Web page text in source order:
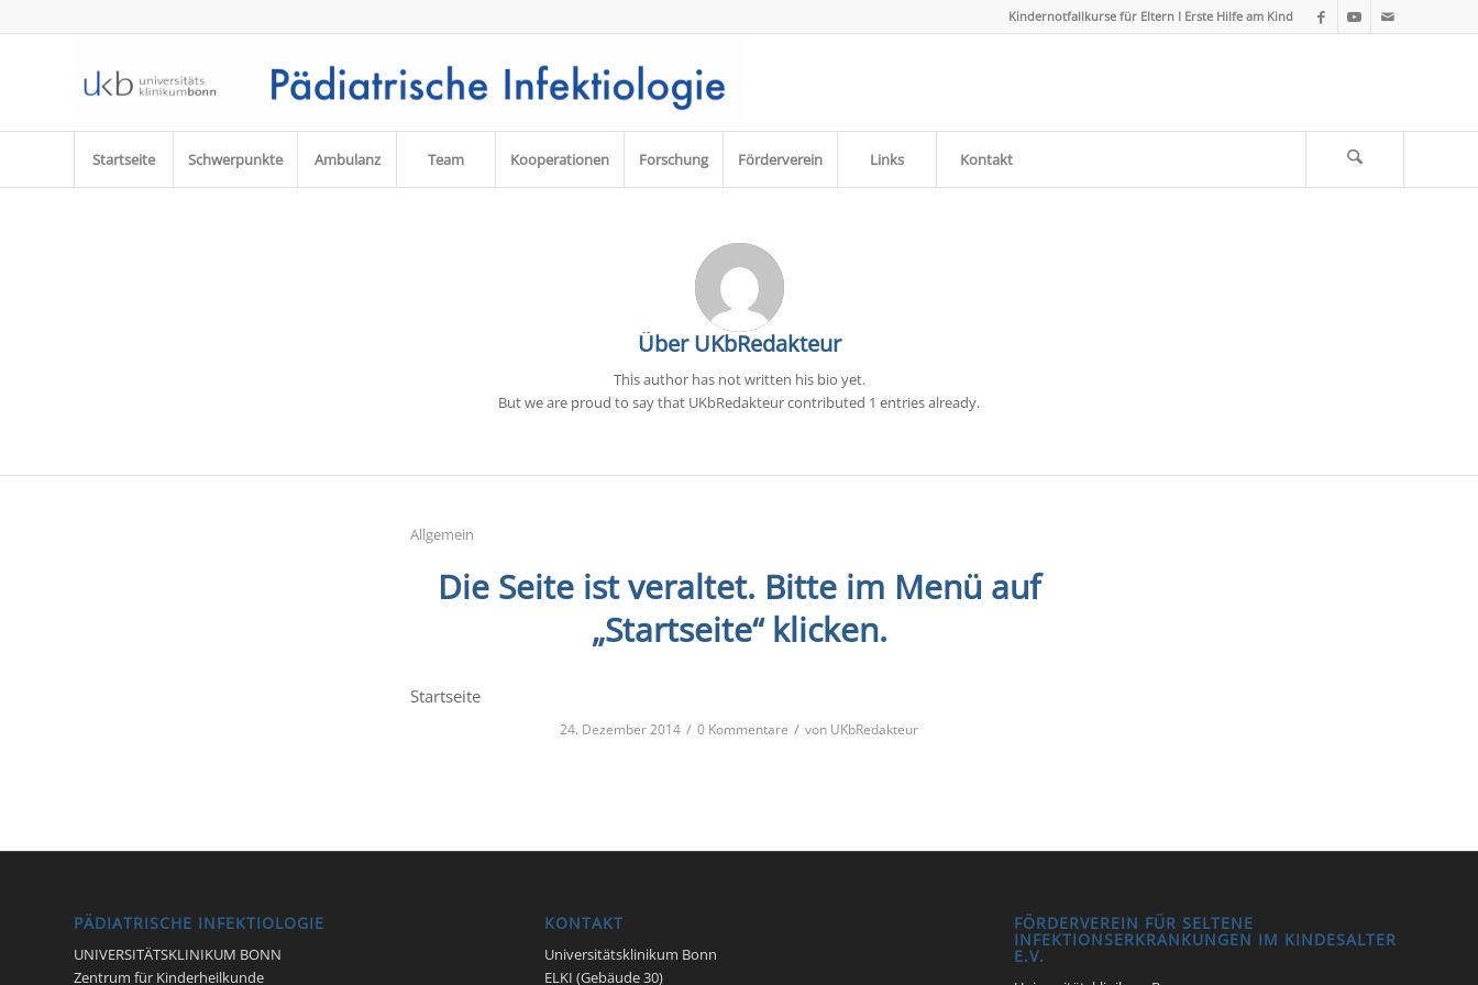
Kindernotfallkurse für Eltern I Erste Hilfe am Kind
Startseite Schwerpunkte Ambulanz Team Kooperationen Forschung Förderverein Links Kontakt
ÜberUKbRedakteur
This author has not written his bio yet.
But we are proud to say that UKbRedakteurcontributed 1 entries already.
Allgemein
Die Seite ist veraltet. Bitte im Menü auf
„Startseite“ klicken.
Startseite
24. Dezember 2014 / 0 Kommentare / von UKbRedakteur
PÄDIATRISCHE INFEKTIOLOGIE
UNIVERSITÄTSKLINIKUM BONN
Zentrum für Kinderheilkunde
KONTAKT
Universitätsklinikum Bonn
ELKI (Gebäude 30)
FÖRDERVEREIN FÜR SELTENE
INFEKTIONSERKRANKUNGEN IM KINDESALTER
E.V.